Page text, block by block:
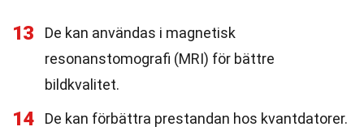
13
De kan användas i magnetisk
resonanstomografi (MRI) för bättre
bildkvalitet.
14 De kan förbättra prestandan hos kvantdatorer.